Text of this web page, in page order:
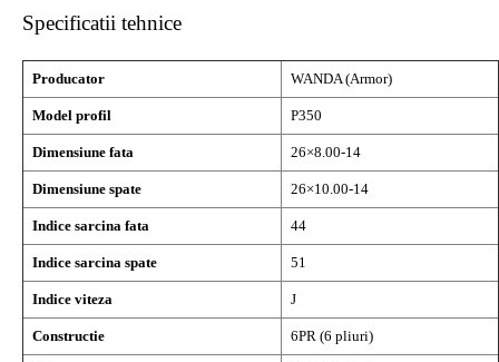
Specificatii tehnice
Producator WANDA (Armor)
Model profil P350
Dimensiune fata 26×8.00-14
Dimensiune spate 26×10.00-14
Indice sarcina fata 44
Indice sarcina spate 51
Indice viteza J
Constructie 6PR (6 pliuri)